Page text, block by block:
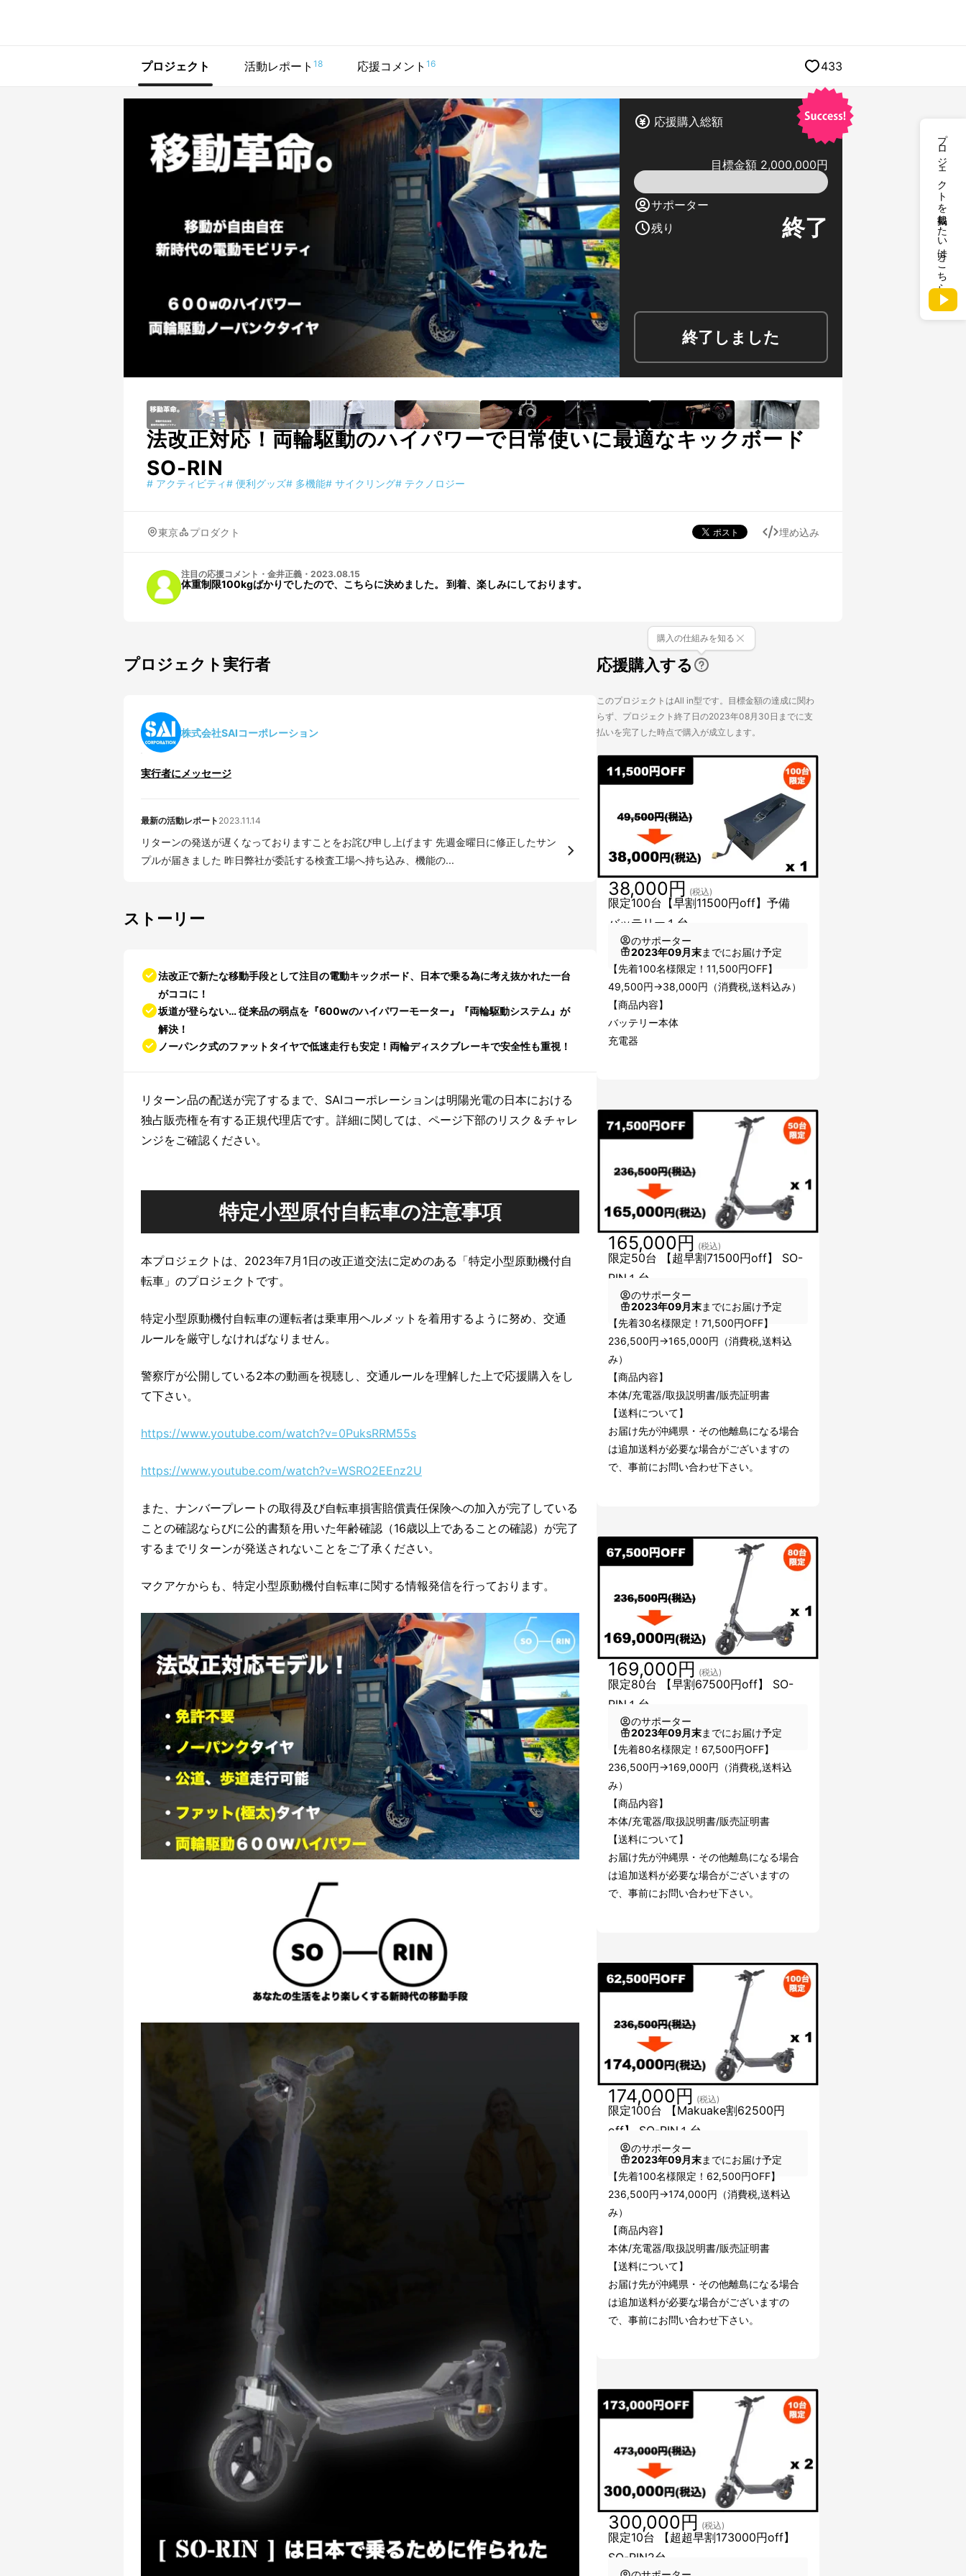
プロジェクトを掲載したい方はこちら
プロジェクト 活動レポート 18 応援コメント 16 433
応援購入総額
目標金額 2,000,000円
サポーター
残り
終了
終了しました
法改正対応！両輪駆動のハイパワーで日常使いに最適なキックボード
SO-RIN
# アクティビティ# 便利グッズ# 多機能# サイクリング# テクノロジー
東京 プロダクト 埋め込み
注目の応援コメント ・ 金井正義 ・ 2023.08.15
体重制限100kgばかりでしたので、こちらに決めました。 到着、楽しみにしております。
プロジェクト実行者
株式会社SAIコーポレーション
実行者にメッセージ
最新の活動レポート 2023.11.14
リターンの発送が遅くなっておりますことをお詫び申し上げます 先週金曜日に修正したサン
プルが届きました 昨日弊社が委託する検査工場へ持ち込み、機能の...
ストーリー
法改正で新たな移動手段として注目の電動キックボード、日本で乗る為に考え抜かれた一台
がココに！
坂道が登らない… 従来品の弱点を『600wのハイパワーモーター』『両輪駆動システム』が
解決！
ノーパンク式のファットタイヤで低速走行も安定！両輪ディスクブレーキで安全性も重視！
リターン品の配送が完了するまで、SAIコーポレーションは明陽光電の日本における
独占販売権を有する正規代理店です。詳細に関しては、ページ下部のリスク＆チャレ
ンジをご確認ください。
特定小型原付自転車の注意事項
本プロジェクトは、2023年7月1日の改正道交法に定めのある「特定小型原動機付自
転車」のプロジェクトです。
特定小型原動機付自転車の運転者は乗車用ヘルメットを着用するように努め、交通
ルールを厳守しなければなりません。
警察庁が公開している2本の動画を視聴し、交通ルールを理解した上で応援購入をし
て下さい。
https://www.youtube.com/watch?v=0PuksRRM55s
https://www.youtube.com/watch?v=WSRO2EEnz2U
また、ナンバープレートの取得及び自転車損害賠償責任保険への加入が完了している
ことの確認ならびに公的書類を用いた年齢確認（16歳以上であることの確認）が完了
するまでリターンが発送されないことをご了承ください。
マクアケからも、特定小型原動機付自転車に関する情報発信を行っております。
応援購入する
購入の仕組みを知る
このプロジェクトはAll in型です。目標金額の達成に関わ
らず、プロジェクト終了日の2023年08月30日までに支
払いを完了した時点で購入が成立します。
限定100台【早割11500円off】予備
バッテリー１台
38,000円 (税込)
のサポーター
2023年09月末までにお届け予定
【先着100名様限定！11,500円OFF】
49,500円→38,000円（消費税,送料込み）
【商品内容】
バッテリー本体
充電器
限定50台 【超早割71500円off】 SO-
RIN１台
165,000円 (税込)
のサポーター
2023年09月末までにお届け予定
【先着30名様限定！71,500円OFF】
236,500円→165,000円（消費税,送料込
み）
【商品内容】
本体/充電器/取扱説明書/販売証明書
【送料について】
お届け先が沖縄県・その他離島になる場合
は追加送料が必要な場合がございますの
で、事前にお問い合わせ下さい。
限定80台 【早割67500円off】 SO-
RIN１台
169,000円 (税込)
のサポーター
2023年09月末までにお届け予定
【先着80名様限定！67,500円OFF】
236,500円→169,000円（消費税,送料込
み）
【商品内容】
本体/充電器/取扱説明書/販売証明書
【送料について】
お届け先が沖縄県・その他離島になる場合
は追加送料が必要な場合がございますの
で、事前にお問い合わせ下さい。
限定100台 【Makuake割62500円
off】 SO-RIN１台
174,000円 (税込)
のサポーター
2023年09月末までにお届け予定
【先着100名様限定！62,500円OFF】
236,500円→174,000円（消費税,送料込
み）
【商品内容】
本体/充電器/取扱説明書/販売証明書
【送料について】
お届け先が沖縄県・その他離島になる場合
は追加送料が必要な場合がございますの
で、事前にお問い合わせ下さい。
限定10台 【超超早割173000円off】
SO-RIN2台
300,000円 (税込)